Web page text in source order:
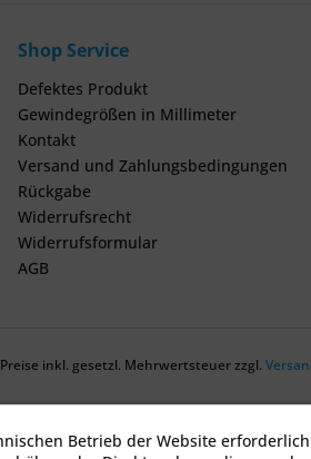
Shop Service
Defektes Produkt
Gewindegrößen in Millimeter
Kontakt
Versand und Zahlungsbedingungen
Rückgabe
Widerrufsrecht
Widerrufsformular
AGB
inkl. gesetzl. Mehrwertsteuer zzgl.
Betrieb der Website